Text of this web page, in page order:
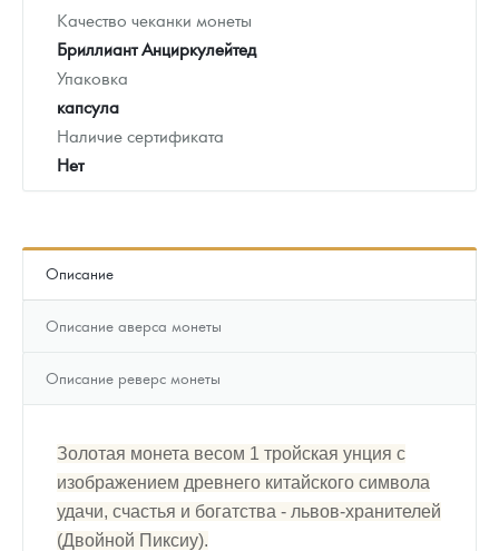
Качество чеканки монеты
Бриллиант Анциркулейтед
Упаковка
капсула
Наличие сертификата
Нет
Описание
Описание аверса монеты
Описание реверс монеты
Золотая монета весом 1 тройская унция с
изображением древнего китайского символа
удачи, счастья и богатства - львов-хранителей
(Двойной Пиксиу).